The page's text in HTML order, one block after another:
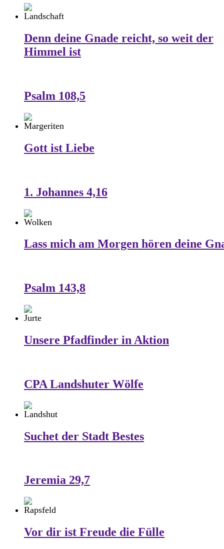
Denn deine Gnade reicht, so weit der
Himmel ist
Psalm 108,5
Gott ist Liebe
1. Johannes 4,16
Lass mich am Morgen hören deine
Psalm 143,8
Unsere Pfadfinder in Aktion
CPA Landshuter Wölfe
Suchet der Stadt Bestes
Jeremia 29,7
Vor dir ist Freude die Fülle